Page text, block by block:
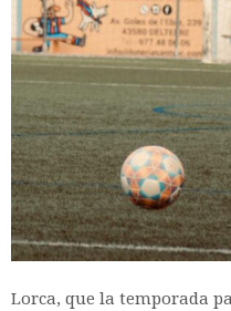
Lorca, que la temporada